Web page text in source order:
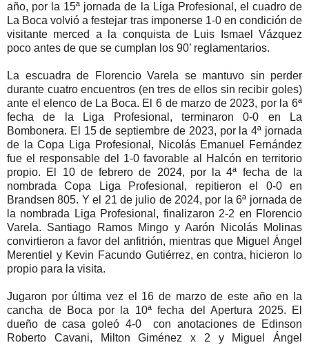
año, por la 15ª jornada de la Liga Profesional, el cuadro de
La Boca volvió a festejar tras imponerse 1-0 en condición de
visitante merced a la conquista de Luis Ismael Vázquez
poco antes de que se cumplan los 90’ reglamentarios.
La escuadra de Florencio Varela se mantuvo sin perder
durante cuatro encuentros (en tres de ellos sin recibir goles)
ante el elenco de La Boca. El 6 de marzo de 2023, por la 6ª
fecha de la Liga Profesional, terminaron 0-0 en La
Bombonera. El 15 de septiembre de 2023, por la 4ª jornada
de la Copa Liga Profesional, Nicolás Emanuel Fernández
fue el responsable del 1-0 favorable al Halcón en territorio
propio. El 10 de febrero de 2024, por la 4ª fecha de la
nombrada Copa Liga Profesional, repitieron el 0-0 en
Brandsen 805. Y el 21 de julio de 2024, por la 6ª jornada de
la nombrada Liga Profesional, finalizaron 2-2 en Florencio
Varela. Santiago Ramos Mingo y Aarón Nicolás Molinas
convirtieron a favor del anfitrión, mientras que Miguel Ángel
Merentiel y Kevin Facundo Gutiérrez, en contra, hicieron lo
propio para la visita.
Jugaron por última vez el 16 de marzo de este año en la
cancha de Boca por la 10ª fecha del Apertura 2025. El
dueño de casa goleó 4-0 con anotaciones de Edinson
Roberto Cavani, Milton Giménez x 2 y Miguel Ángel